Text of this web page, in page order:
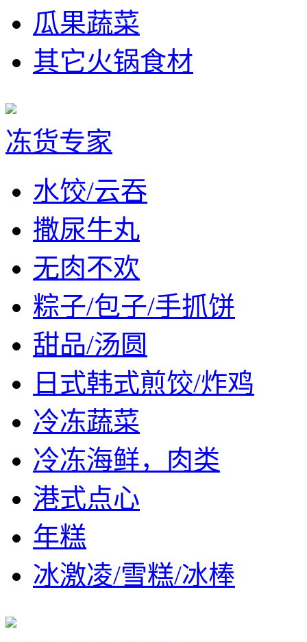
瓜果蔬菜
其它火锅食材
冻货专家
水饺/云吞
撒尿牛丸
无肉不欢
粽子/包子/手抓饼
甜品/汤圆
日式韩式煎饺/炸鸡
冷冻蔬菜
冷冻海鲜，肉类
港式点心
年糕
冰激凌/雪糕/冰棒